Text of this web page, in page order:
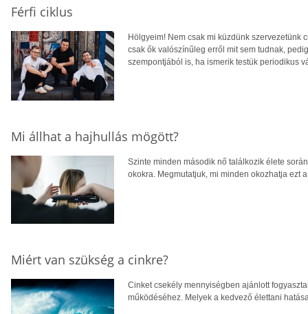
Férfi ciklus
Hölgyeim! Nem csak mi küzdünk szervezetünk
csak ők valószínűleg erről mit sem tudnak,
szempontjából is, ha ismerik testük periodikus
Mi állhat a hajhullás mögött?
Szinte minden második nő találkozik élete
okokra. Megmutatjuk, mi minden okozhatja ezt
Miért van szükség a cinkre?
Cinket csekély mennyiségben ajánlott
működéséhez. Melyek a kedvező élettani